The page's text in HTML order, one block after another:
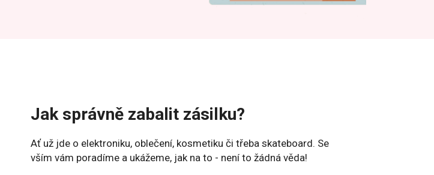
Jak správně zabalit zásilku?
Ať už jde o elektroniku, oblečení, kosmetiku či třeba skateboard. Se
vším vám poradíme a ukážeme, jak na to - není to žádná věda!